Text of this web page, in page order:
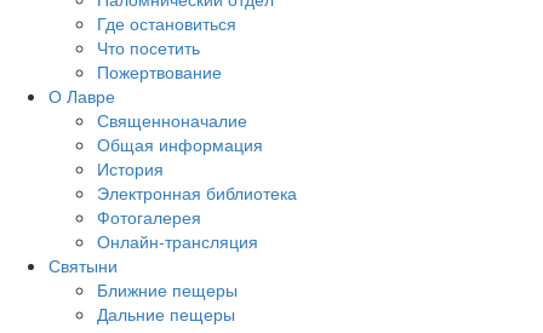
Где остановиться
Что посетить
Пожертвование
О Лавре
Священноначалие
Общая информация
История
Электронная библиотека
Фотогалерея
Онлайн-трансляция
Святыни
Ближние пещеры
Дальние пещеры